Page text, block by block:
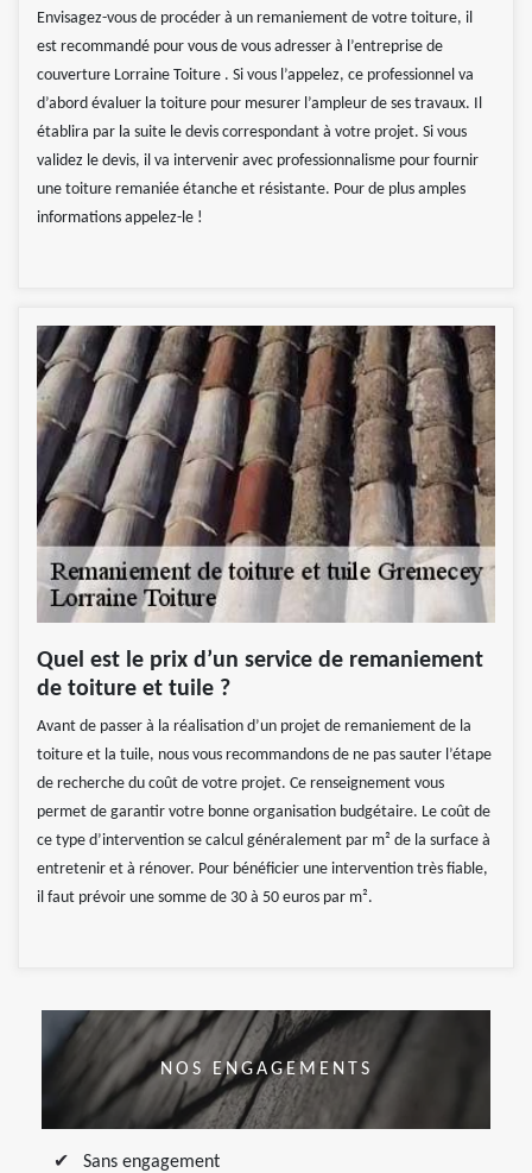
Envisagez-vous de procéder à un remaniement de votre toiture, il
est recommandé pour vous de vous adresser à l’entreprise de
couverture Lorraine Toiture . Si vous l’appelez, ce professionnel va
d’abord évaluer la toiture pour mesurer l’ampleur de ses travaux. Il
établira par la suite le devis correspondant à votre projet. Si vous
validez le devis, il va intervenir avec professionnalisme pour fournir
une toiture remaniée étanche et résistante. Pour de plus amples
informations appelez-le !
Quel est le prix d’un service de remaniement
de toiture et tuile ?
Avant de passer à la réalisation d’un projet de remaniement de la
toiture et la tuile, nous vous recommandons de ne pas sauter l’étape
de recherche du coût de votre projet. Ce renseignement vous
permet de garantir votre bonne organisation budgétaire. Le coût de
ce type d’intervention se calcul généralement par m² de la surface à
entretenir et à rénover. Pour bénéficier une intervention très fiable,
il faut prévoir une somme de 30 à 50 euros par m².
NOS ENGAGEMENTS
Sans engagement